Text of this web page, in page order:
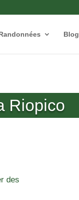
Blog
Riopico
des